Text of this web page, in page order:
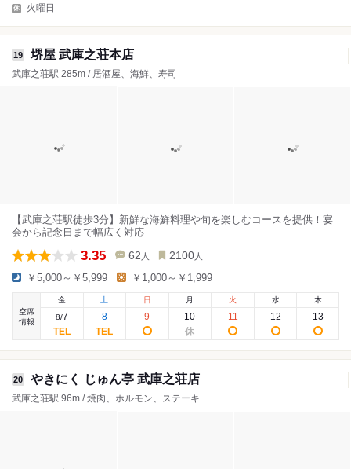
火曜日
19 堺屋 武庫之荘本店
武庫之荘駅 285m / 居酒屋、海鮮、寿司
【武庫之荘駅徒歩3分】新鮮な海鮮料理や旬を楽しむコースを提供！宴
会から記念日まで幅広く対応
3.35 62 人 2100 人
￥5,000～￥5,999 ￥1,000～￥1,999
空席
情報
金
8/7
土
8
日
9
月
10
火
11
水
12
木
13
20 やきにく じゅん亭 武庫之荘店
武庫之荘駅 96m / 焼肉、ホルモン、ステーキ